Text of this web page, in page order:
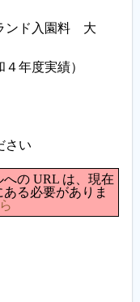
ンド入園料 大
年度実績）
さい
への URL は、現在
る必要がありま